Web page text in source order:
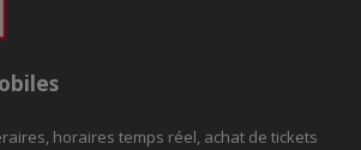
horaires temps réel, achat de tickets